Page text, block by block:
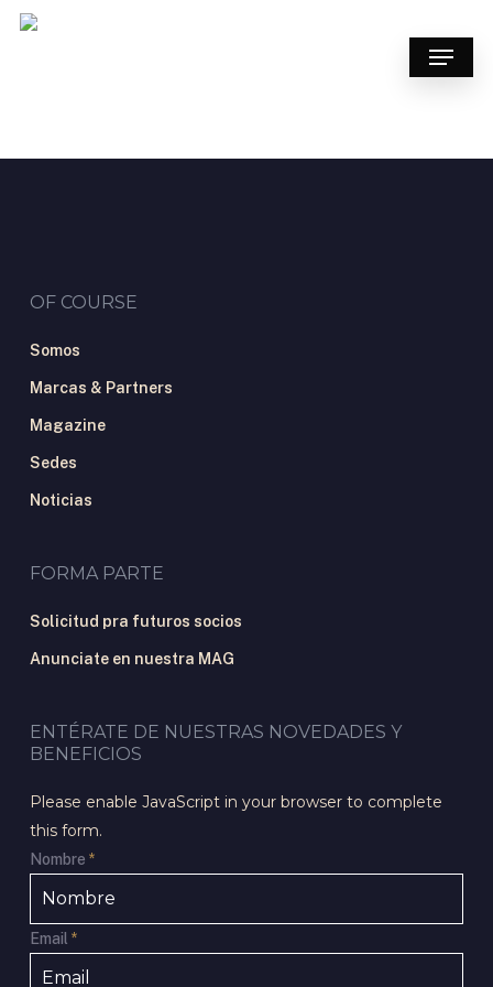
Skip
Menu
OF COURSE
Somos
Marcas & Partners
Magazine
Sedes
Noticias
FORMA PARTE
Solicitud pra futuros socios
Anunciate en nuestra MAG
ENTÉRATE DE NUESTRAS NOVEDADES Y
BENEFICIOS
Please enable JavaScript in your browser to complete
this form.
Nombre *
Email *